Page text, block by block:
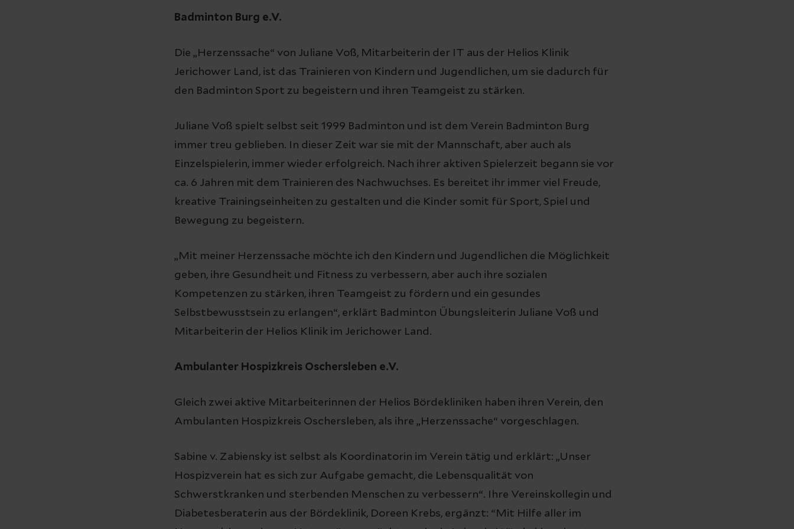
Badminton Burg e.V.
Die „Herzenssache“ von Juliane Voß, Mitarbeiterin der IT aus der Helios Klinik
Jerichower Land, ist das Trainieren von Kindern und Jugendlichen, um sie dadurch für
den Badminton Sport zu begeistern und ihren Teamgeist zu stärken.
Juliane Voß spielt selbst seit 1999 Badminton und ist dem Verein Badminton Burg
immer treu geblieben. In dieser Zeit war sie mit der Mannschaft, aber auch als
Einzelspielerin, immer wieder erfolgreich. Nach ihrer aktiven Spielerzeit begann sie vor
ca. 6 Jahren mit dem Trainieren des Nachwuchses. Es bereitet ihr immer viel Freude,
kreative Trainingseinheiten zu gestalten und die Kinder somit für Sport, Spiel und
Bewegung zu begeistern.
„Mit meiner Herzenssache möchte ich den Kindern und Jugendlichen die Möglichkeit
geben, ihre Gesundheit und Fitness zu verbessern, aber auch ihre sozialen
Kompetenzen zu stärken, ihren Teamgeist zu fördern und ein gesundes
Selbstbewusstsein zu erlangen“, erklärt Badminton Übungsleiterin Juliane Voß und
Mitarbeiterin der Helios Klinik im Jerichower Land.
Ambulanter Hospizkreis Oschersleben e.V.
Gleich zwei aktive Mitarbeiterinnen der Helios Bördekliniken haben ihren Verein, den
Ambulanten Hospizkreis Oschersleben, als ihre „Herzenssache“ vorgeschlagen.
Sabine v. Zabiensky ist selbst als Koordinatorin im Verein tätig und erklärt: „Unser
Hospizverein hat es sich zur Aufgabe gemacht, die Lebensqualität von
Schwerstkranken und sterbenden Menschen zu verbessern“. Ihre Vereinskollegin und
Diabetesberaterin aus der Bördeklinik, Doreen Krebs, ergänzt: “Mit Hilfe aller im